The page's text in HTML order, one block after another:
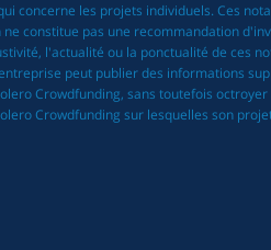
concerne les projets individuels. Ces
constitue pas une recommandation
l'actualité ou la ponctualité de ces
peut publier des informations
Crowdfunding, sans toutefois
Crowdfunding sur lesquelles son